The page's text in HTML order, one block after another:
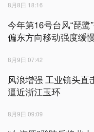
8月8日 18:16
今年第16号台风“琵鹭
偏东方向移动强度缓
8月9日 07:42
风浪增强 工业镜头直
逼近浙江玉环
8月9日 09:09